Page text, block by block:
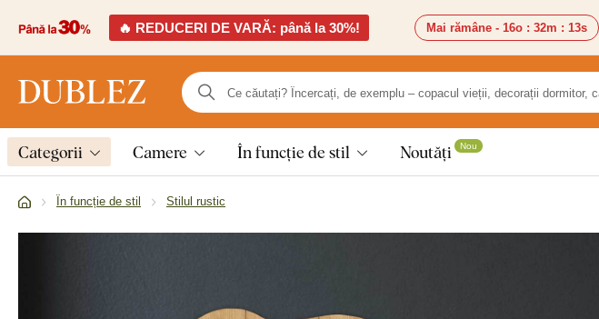
🔥 REDUCERI DE VARĂ: până la 30%! Mai rămâne - 16o : 32m : 13s
Categorii Camere În funcție de stil Noutăți Nou
În funcție de stil Stilul rustic